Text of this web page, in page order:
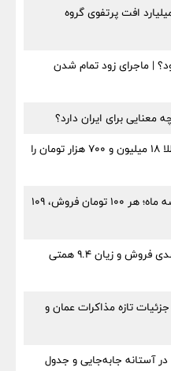
میلیارد سود معاملاتی، ۲۶۵۱ میلیارد افت پرتفوی گروه
| ماجرای زود تمام شدن
برای ایران دارد؟
قیمت طلا امروز ۱۵ مرداد ۱۴۰۵؛ طلا ۱۸ میلیون و ۷۰۰ هزار تومان را
زیان ۲۲.۵ همتی ایران‌خودرو در سه ماه؛ هر ۱۰۰ تومان فروش، ۱۰۹
سایپا زیر تیغ اعداد؛ افت ۲۵ درصدی فروش و زیان ۹.۴ همتی
تازه مذاکرات عمان و
آستانه جابه‌جایی و جدول